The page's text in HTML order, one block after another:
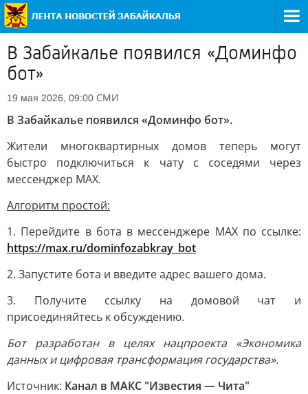
В Забайкалье появился «Доминфо
бот»
19 мая 2026, 09:00 СМИ
В Забайкалье появился «Доминфо бот».
Жители многоквартирных домов теперь могут
быстро подключиться к чату с соседями через
мессенджер MAX.
Алгоритм простой:
1. Перейдите в бота в мессенджере MAX по ссылке:
https://max.ru/dominfozabkray_bot
2. Запустите бота и введите адрес вашего дома.
3. Получите ссылку на домовой чат и
присоединяйтесь к обсуждению.
Бот разработан в целях нацпроекта «Экономика
данных и цифровая трансформация государства».
Источник: Канал в МАКС "Известия — Чита"